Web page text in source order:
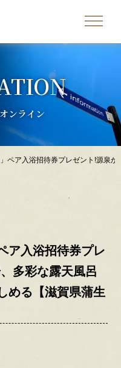
ンライン
ペア入浴招待券プレゼント!源泉
ア入浴招待券プレ
多彩な露天風呂
める【滋賀県蒲生